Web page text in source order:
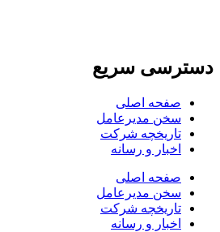
دسترسی سریع
صفحه اصلی
سخن مدیرعامل
تاریخچه شرکت
اخبار و رسانه
صفحه اصلی
سخن مدیرعامل
تاریخچه شرکت
اخبار و رسانه